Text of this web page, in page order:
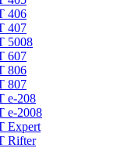
406
407
5008
607
806
807
e-208
e-2008
Expert
Rifter